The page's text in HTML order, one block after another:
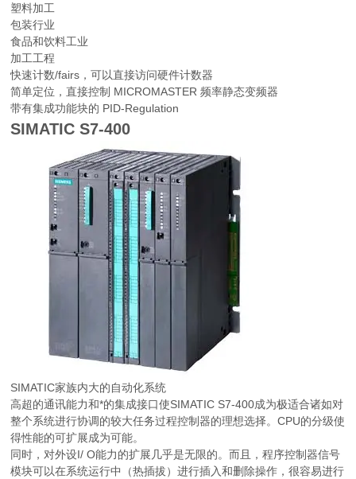
塑料加工
包装行业
食品和饮料工业
加工工程
快速计数/fairs，可以直接访问硬件计数器
简单定位，直接控制 MICROMASTER 频率静态变频器
带有集成功能块的 PID-Regulation
SIMATIC S7-400
SIMATIC家族内大的自动化系统
高超的通讯能力和*的集成接口使SIMATIC S7-400成为极适合诸如对
整个系统进行协调的较大任务过程控制器的理想选择。CPU的分级使
得性能的可扩展成为可能。
同时，对外设I/ O能力的扩展几乎是无限的。而且，程序控制器信号
模块可以在系统运行中（热插拔）进行插入和删除操作，很容易进行